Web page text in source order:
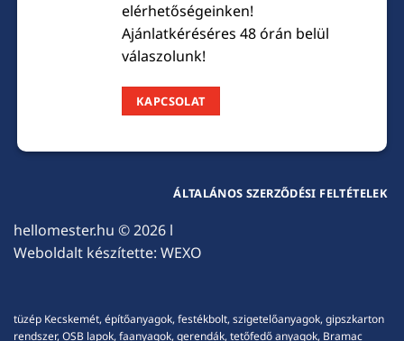
elérhetőségeinken!
Ajánlatkéréséres 48 órán belül
válaszolunk!
KAPCSOLAT
hellomester.hu © 2026 l
Weboldalt készítette: WEXO
ÁLTALÁNOS SZERZŐDÉSI FELTÉTELEK
tüzép Kecskemét, építőanyagok, festékbolt, szigetelőanyagok, gipszkarton
rendszer, OSB lapok, faanyagok, gerendák, tetőfedő anyagok, Bramac